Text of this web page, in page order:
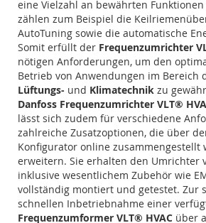
eine Vielzahl an bewährten
zählen zum Beispiel die
AutoTuning sowie die automatische
Somit erfüllt der Frequenzumrichter
nötigen Anforderungen, um den
Betrieb von Anwendungen im Bereich
Lüftungs- und Klimatechnik zu
Danfoss Frequenzumrichter VLT®
lässt sich zudem für verschiedene
zahlreiche Zusatzoptionen, die über
Konfigurator online zusammengestellt
erweitern. Sie erhalten den Umrichter
inklusive wesentlichem Zubehör wie
vollständig montiert und getestet. Zur
schnellen Inbetriebnahme einer
Frequenzumformer VLT® HVAC über